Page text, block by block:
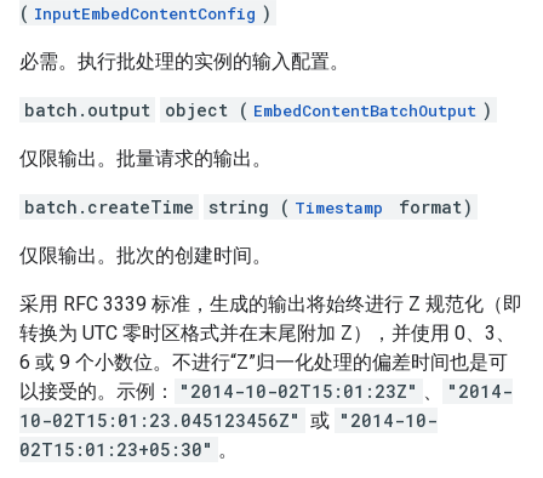
( InputEmbedContentConfig )
必需。执行批处理的实例的输入配置。
batch.output object ( EmbedContentBatchOutput )
仅限输出。批量请求的输出。
batch.createTime string ( Timestamp format)
仅限输出。批次的创建时间。
采用 RFC 3339 标准，生成的输出将始终进行 Z 规范化（即
转换为 UTC 零时区格式并在末尾附加 Z），并使用 0、3、
6 或 9 个小数位。不进行“Z”归一化处理的偏差时间也是可
以接受的。示例：
"2014-10-02T15:01:23Z" 、
"2014-
10-02T15:01:23.045123456Z" 或 "2014-10-
02T15:01:23+05:30" 。